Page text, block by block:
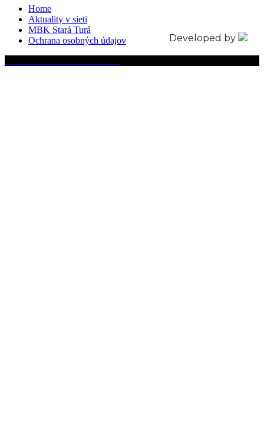
Home
Aktuality v sieti
MBK Stará Turá
Ochrana osobných údajov
Developed by